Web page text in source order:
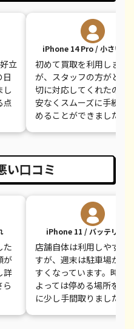
立
し
点
iPhone 14 Pro / 小さい傷
初めて買取を利用しまし
が、スタッフの方がとて
切に対応してくれたので
安なくスムーズに手続き
めることができました。
い口コミ
た
が
詳
ら
iPhone 11 / バッテリー劣
店舗自体は利用しやすい
すが、週末は駐車場が混
すくなっています。時間
よっては停める場所を探
に少し手間取りました。